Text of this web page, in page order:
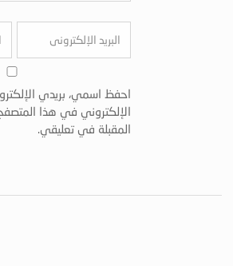
احفظ اسمي، بريدي
الإلكتروني في هذا
المقبلة في تعليقي.